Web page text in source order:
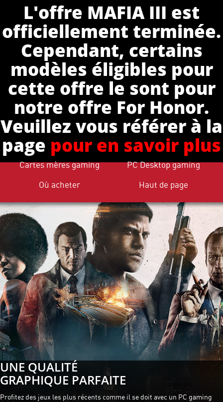
L'offre MAFIA III est
officiellement terminée.
Cependant, certains
modèles éligibles pour
cette offre le sont pour
notre offre For Honor.
Veuillez vous référer à la
page pour en savoir plus
Cartes mères gaming
PC Desktop gaming
Où acheter
Haut de page
UNE QUALITÉ
GRAPHIQUE PARFAITE
Profitez des jeux les plus récents comme il se doit avec un PC gaming